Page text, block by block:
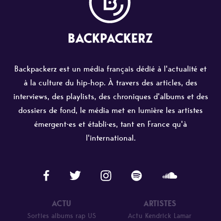
Backpackerz est un média français dédié à l'actualité et
à la culture du hip-hop. À travers des articles, des
interviews, des playlists, des chroniques d'albums et des
dossiers de fond, le média met en lumière les artistes
émergent·es et établi·es, tant en France qu'à
l'international.
ACTU
Sorties albums rap US
ARTISTES
Actu Kendrick Lamar